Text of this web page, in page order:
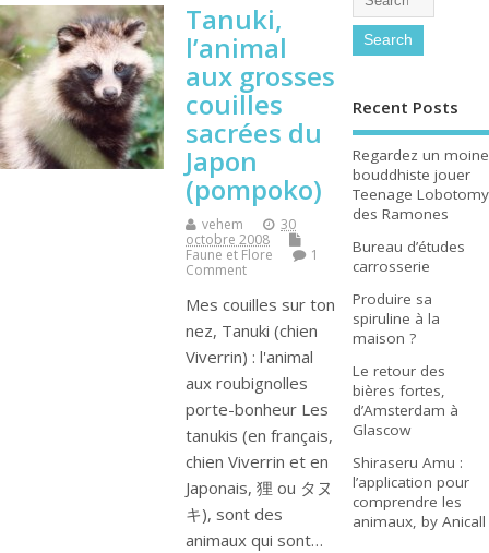
Tanuki,
l’animal
aux grosses
couilles
sacrées du
Japon
(pompoko)
vehem
30
octobre 2008
Faune et Flore
1
Comment
Mes couilles sur ton
nez, Tanuki (chien
Viverrin) : l'animal
aux roubignolles
porte-bonheur Les
tanukis (en français,
chien Viverrin et en
Japonais, 狸 ou タヌ
キ), sont des
animaux qui sont…
Recent Posts
Regardez un moine
bouddhiste jouer
Teenage Lobotomy
des Ramones
Bureau d’études
carrosserie
Produire sa
spiruline à la
maison ?
Le retour des
bières fortes,
d’Amsterdam à
Glascow
Shiraseru Amu :
l’application pour
comprendre les
animaux, by Anicall